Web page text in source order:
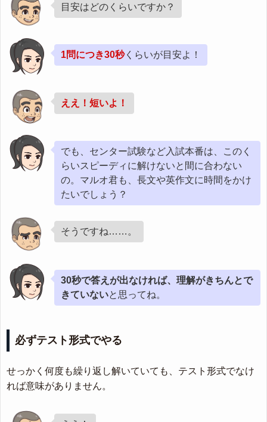
目安はどのくらいですか？
1問につき30秒くらいが目安よ！
ええ！短いよ！
でも、センター試験など入試本番は、このく
らいスピーディに解けないと間に合わない
の。マルオ君も、長文や英作文に時間をかけ
たいでしょう？
そうですね……。
30秒で答えが出なければ、理解がきちんとで
きていないと思ってね。
必ずテスト形式でやる
せっかく何度も繰り返し解いていても、テスト形式でなけ
れば意味がありません。